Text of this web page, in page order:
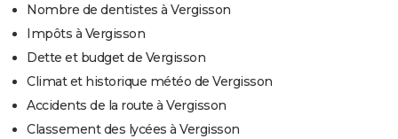
Nombre de dentistes à Vergisson
Impôts à Vergisson
Dette et budget de Vergisson
Climat et historique météo de Vergisson
Accidents de la route à Vergisson
Classement des lycées à Vergisson